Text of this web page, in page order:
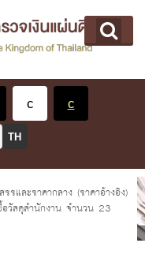
นแผ่นดิน
TH
รและราคากลาง (ราคาอ้างอิง)
อวัสดุสำนักงาน จำนวน 23